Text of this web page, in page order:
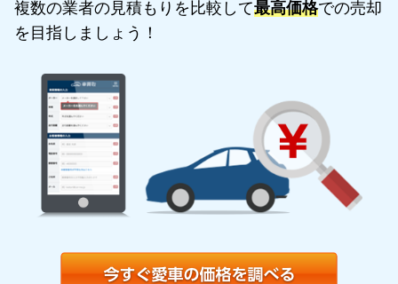
複数の業者の見積もりを比較して最高価格での売却
を目指しましょう！